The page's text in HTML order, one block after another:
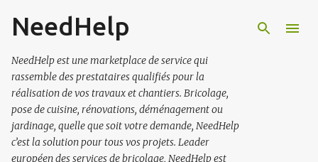
Accéder au contenu principal
NeedHelp
NeedHelp est une marketplace de service qui
rassemble des prestataires qualifiés pour la
réalisation de vos travaux et chantiers. Bricolage,
pose de cuisine, rénovations, déménagement ou
jardinage, quelle que soit votre demande, NeedHelp
c’est la solution pour tous vos projets. Leader
européen des services de bricolage, NeedHelp est